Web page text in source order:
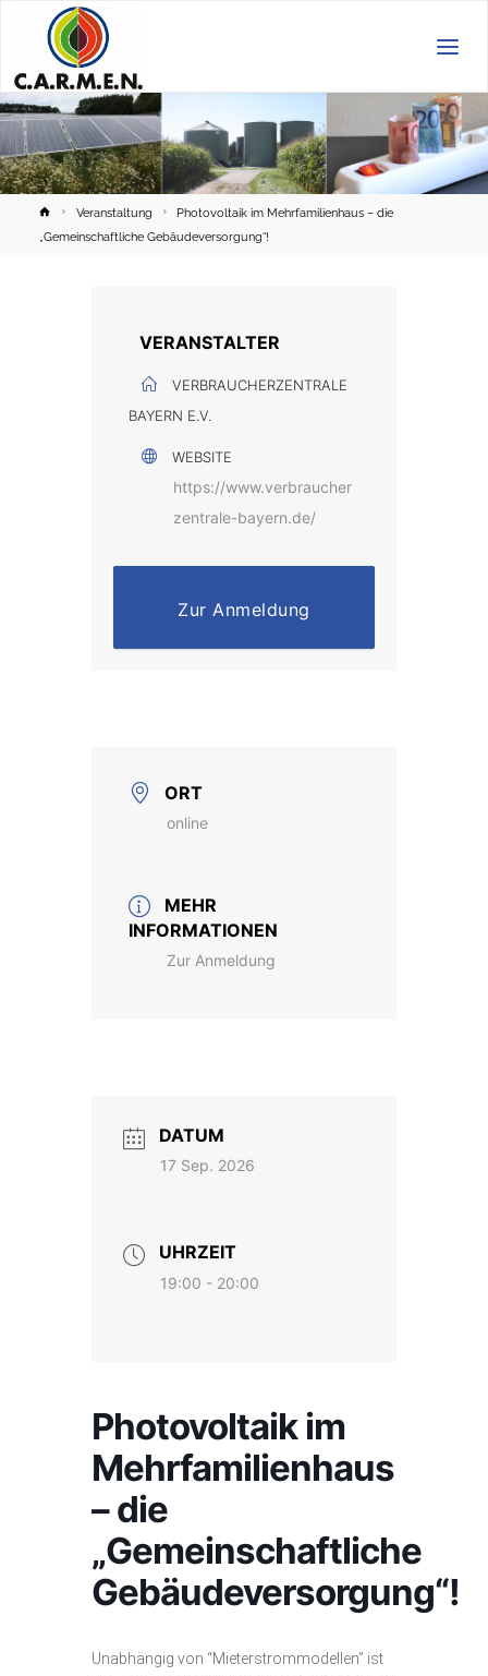
HomeVeranstaltung
Photovoltaik im Mehrfamilienhaus – die
„Gemeinschaftliche Gebäudeversorgung“!
VERANSTALTER
VERBRAUCHERZENTRALE
BAYERN E.V.
WEBSITE
https://www.verbraucher
zentrale-bayern.de/
Zur Anmeldung
ORT
online
MEHR
INFORMATIONEN
Zur Anmeldung
DATUM
17 Sep. 2026
UHRZEIT
19:00 - 20:00
Photovoltaik im
Mehrfamilienhaus
– die
„Gemeinschaftliche
Gebäudeversorgung“!
Unabhängig von “Mieterstrommodellen” ist